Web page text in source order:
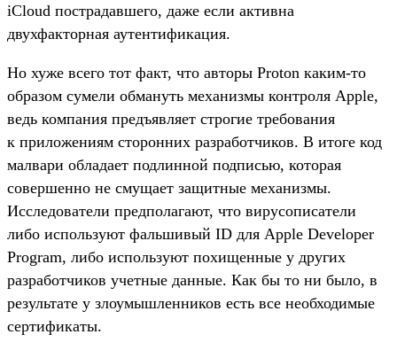
iCloud пострадавшего, даже если активна
двухфакторная аутентификация.
Но хуже всего тот факт, что авторы Proton каким-то
образом сумели обмануть механизмы контроля Apple,
ведь компания предъявляет строгие требования
к приложениям сторонних разработчиков. В итоге код
малвари обладает подлинной подписью, которая
совершенно не смущает защитные механизмы.
Исследователи предполагают, что вирусописатели
либо используют фальшивый ID для Apple Developer
Program, либо используют похищенные у других
разработчиков учетные данные. Как бы то ни было, в
результате у злоумышленников есть все необходимые
сертификаты.